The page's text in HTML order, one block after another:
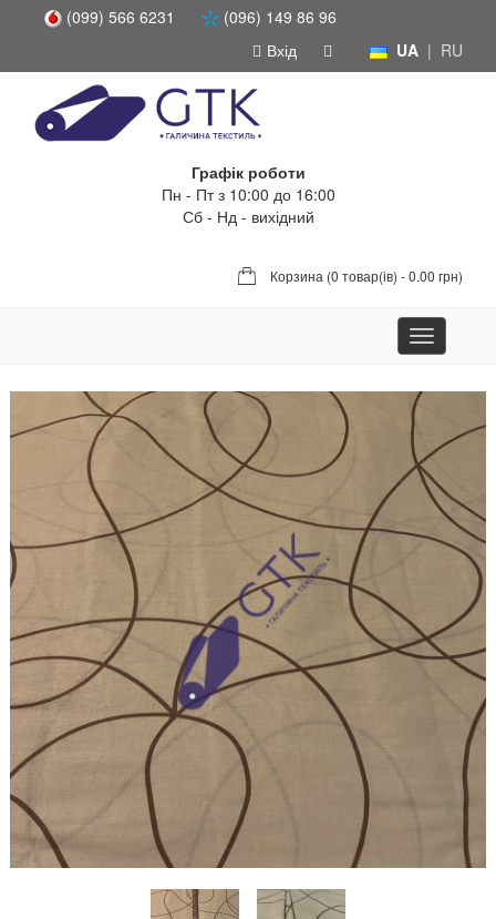
(099) 566 6231
(096) 149 86 96
UA | RU
Вхід
Графік роботи
Пн - Пт з 10:00 до 16:00
Сб - Нд - вихідний
Корзина (0 товар(ів) - 0.00 грн)
Toggle
navigation